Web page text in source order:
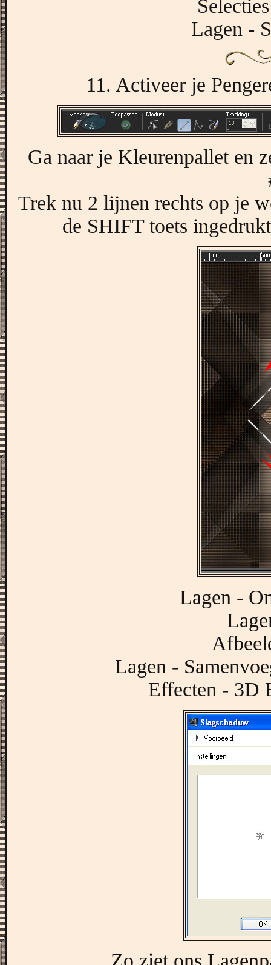
Lagen -
11. Activeer je
Ga naar je Kleurenpallet en
Trek nu 2 lijnen rechts op je
de SHIFT toets
Lagen -
Lagen -
Effecten - 3D
Zo ziet ons